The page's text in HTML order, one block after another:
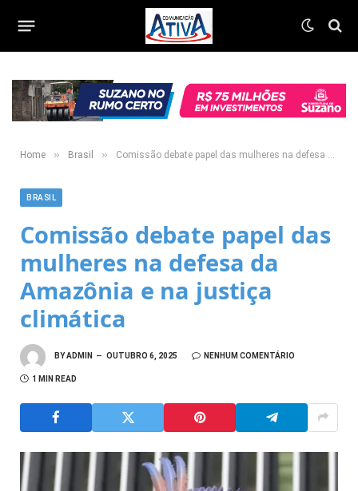
Home » Brasil » Comissão debate papel das mulheres na defesa da Amazônia e na justiça climática
BRASIL
Comissão debate papel das
mulheres na defesa da
Amazônia e na justiça
climática
BYADMIN OUTUBRO 6, 2025 NENHUM COMENTÁRIO
1 MIN READ